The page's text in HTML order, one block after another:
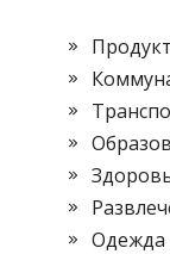
Одежда